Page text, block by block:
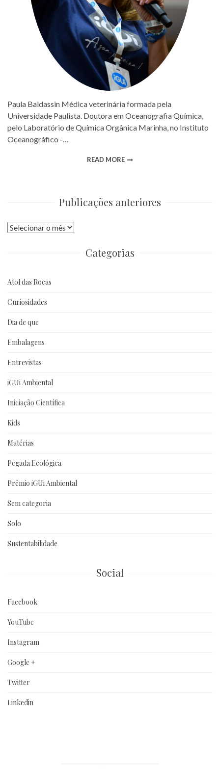
Paula Baldassin Médica veterinária formada pela
Universidade Paulista. Doutora em Oceanografia Química,
pelo Laboratório de Química Orgânica Marinha, no Instituto
Oceanográfico -…
READ MORE
Publicações anteriores
Publicações
Categorias
Atol das Rocas
Curiosidades
Dia de que
Embalagens
Entrevistas
iGUi Ambiental
Iniciação Científica
Kids
Matérias
Pegada Ecológica
Prêmio iGUi Ambiental
Sem categoria
Solo
Sustentabilidade
Social
Facebook
YouTube
Instagram
Google +
Twitter
Linkedin